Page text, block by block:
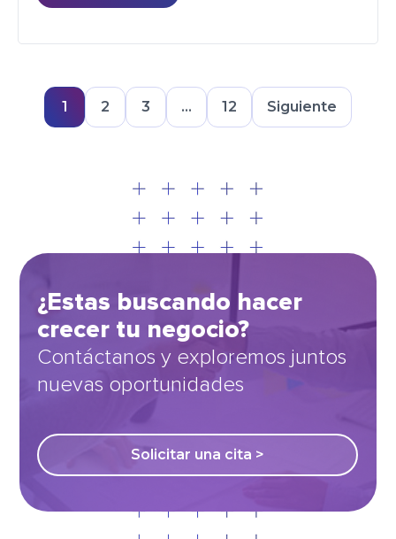
1 2 3 … 12 Siguiente
¿Estas buscando hacer
crecer tu negocio?
Contáctanos y exploremos juntos
nuevas oportunidades
Solicitar una cita >